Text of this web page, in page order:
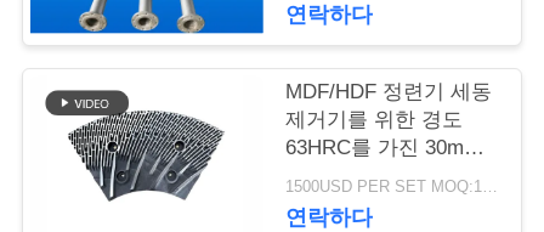
요
연락하다
MDF/HDF 정련기 세동
제거기를 위한 경도
63HRC를 가진 30mm
간격 정련기 세그먼트 1500USD PER SET MOQ:1세트
연락하다